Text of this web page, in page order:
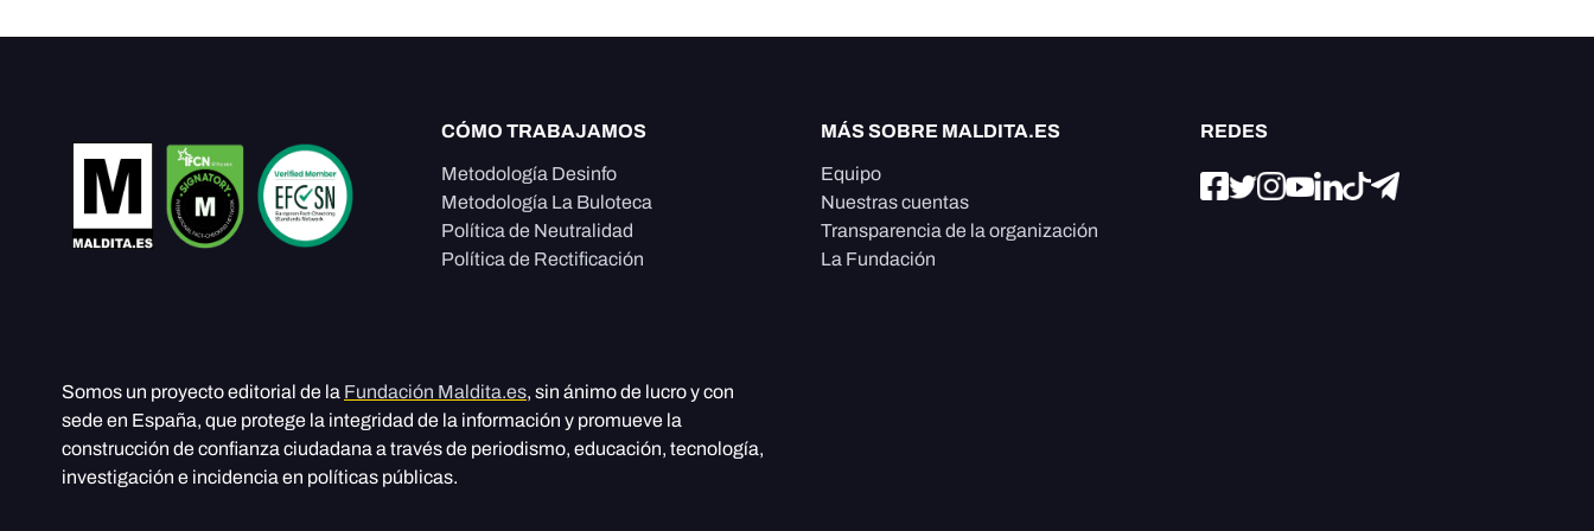
CÓMO TRABAJAMOS
Metodología Desinfo
Metodología La Buloteca
Política de Neutralidad
Política de Rectificación
MÁS SOBRE MALDITA.ES
Equipo
Nuestras cuentas
Transparencia de la organización
La Fundación
REDES
Somos un proyecto editorial de la Fundación Maldita.es, sin ánimo de lucro y con
sede en España, que protege la integridad de la información y promueve la
construcción de confianza ciudadana a través de periodismo, educación, tecnología,
investigación e incidencia en políticas públicas.